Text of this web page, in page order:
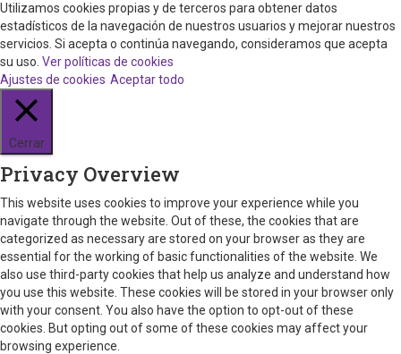
Utilizamos cookies propias y de terceros para obtener datos
estadísticos de la navegación de nuestros usuarios y mejorar nuestros
servicios. Si acepta o continúa navegando, consideramos que acepta
su uso. Ver políticas de cookies
Ajustes de cookies Aceptar todo
Cerrar
Privacy Overview
This website uses cookies to improve your experience while you
navigate through the website. Out of these, the cookies that are
categorized as necessary are stored on your browser as they are
essential for the working of basic functionalities of the website. We
also use third-party cookies that help us analyze and understand how
you use this website. These cookies will be stored in your browser only
with your consent. You also have the option to opt-out of these
cookies. But opting out of some of these cookies may affect your
browsing experience.